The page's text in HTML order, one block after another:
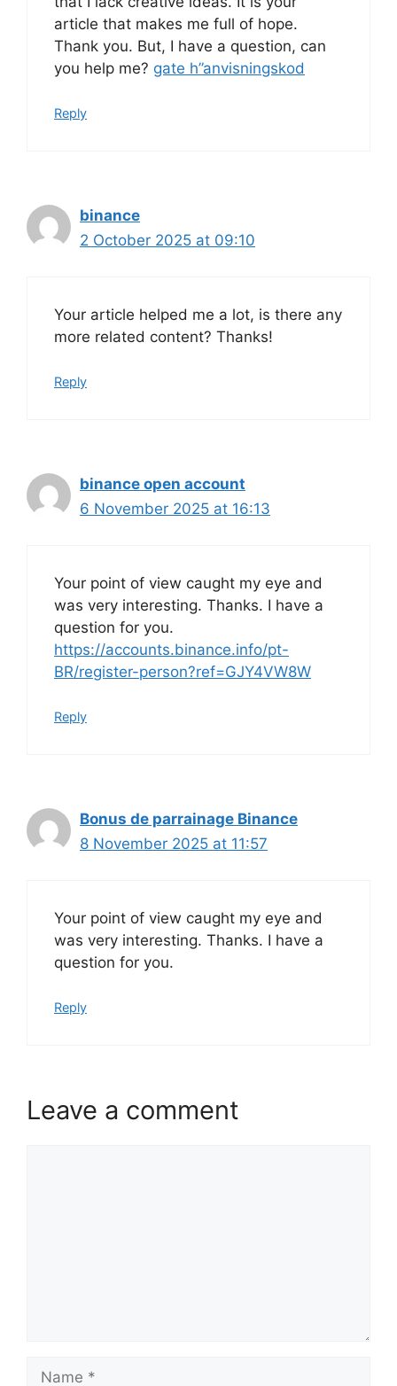
article that makes me full of hope.
Thank you. But, I have a question, can
you help me? gate h”anvisningskod
Reply
binance
2 October 2025 at 09:10
Your article helped me a lot, is there any
more related content? Thanks!
Reply
binance open account
6 November 2025 at 16:13
Your point of view caught my eye and
was very interesting. Thanks. I have a
question for you.
https://accounts.binance.info/pt-
BR/register-person?ref=GJY4VW8W
Reply
Bonus de parrainage Binance
8 November 2025 at 11:57
Your point of view caught my eye and
was very interesting. Thanks. I have a
question for you.
Reply
Leave a comment